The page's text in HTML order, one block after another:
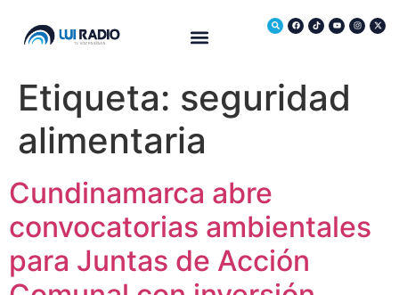
Etiqueta: seguridad
alimentaria
Cundinamarca abre
convocatorias ambientales
para Juntas de Acción